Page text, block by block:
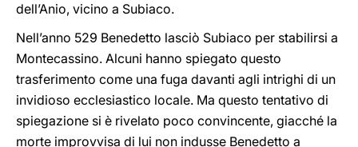
dell’Anio, vicino a Subiaco.
Nell’anno 529 Benedetto lasciò Subiaco per stabilirsi a
Montecassino. Alcuni hanno spiegato questo
trasferimento come una fuga davanti agli intrighi di un
invidioso ecclesiastico locale. Ma questo tentativo di
spiegazione si è rivelato poco convincente, giacché la
morte improvvisa di lui non indusse Benedetto a